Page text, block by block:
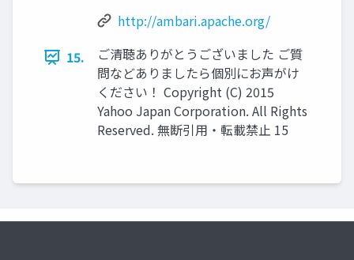
http://ambari.apache.org/
15.
ご清聴ありがとうございました ご質
問などありましたら個別にお声がけ
ください！ Copyright (C) 2015
Yahoo Japan Corporation. All Rights
Reserved. 無断引用・転載禁止 15